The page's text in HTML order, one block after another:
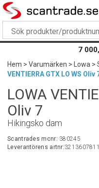
7
Hem>Varumärken> Lowa>
VENTIERRA GTX LO WS Oliv
LOWA
Oliv 7
Hikingsko dam
Scantrades mcnr: 380245
Leverantörens artnr: